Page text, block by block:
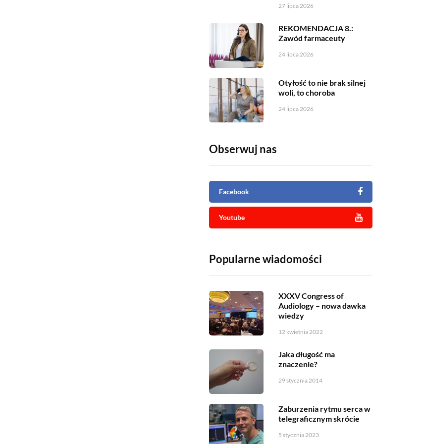
27 lipca 2026
REKOMENDACJA 8.:
Zawód farmaceuty
24 lipca 2026
Otyłość to nie brak silnej
woli, to choroba
24 lipca 2026
Obserwuj nas
Facebook
Youtube
Popularne wiadomości
XXXV Congress of
Audiology – nowa dawka
wiedzy
12 kwietnia 2022
Jaka długość ma
znaczenie?
29 stycznia 2014
Zaburzenia rytmu serca w
telegraficznym skrócie
5 stycznia 2023